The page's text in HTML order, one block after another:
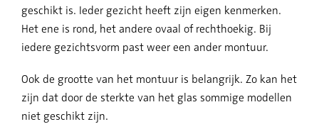
geschikt is. Ieder gezicht heeft zijn eigen kenmerken.
Het ene is rond, het andere ovaal of rechthoekig. Bij
iedere gezichtsvorm past weer een ander montuur.
Ook de grootte van het montuur is belangrijk. Zo kan het
zijn dat door de sterkte van het glas sommige modellen
niet geschikt zijn.